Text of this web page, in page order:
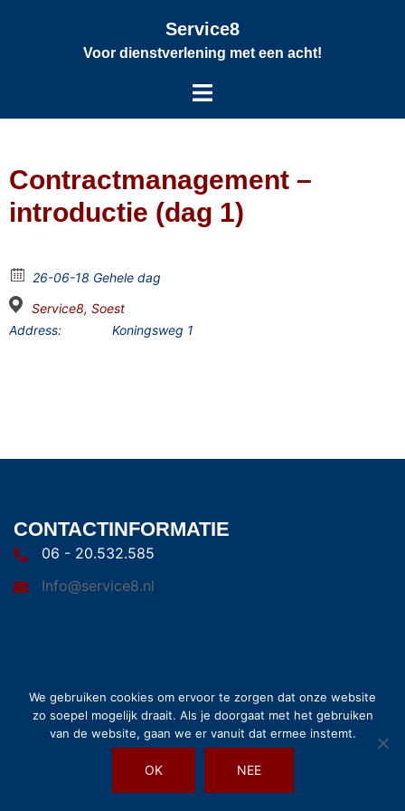
Service8
Voor dienstverlening met een acht!
Contractmanagement –
introductie (dag 1)
26-06-18 Gehele dag
Service8, Soest
Address:
Koningsweg 1
CONTACTINFORMATIE
06 - 20.532.585
Info@service8.nl
© 2026 Service8. Trots aangedreven doorSydney
We gebruiken cookies om ervoor te zorgen dat onze website
zo soepel mogelijk draait. Als je doorgaat met het gebruiken
van de website, gaan we er vanuit dat ermee instemt.
OK NEE